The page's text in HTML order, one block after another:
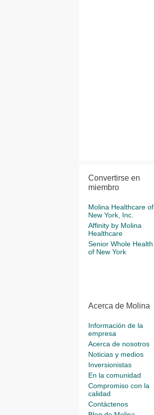
Convertirse en
miembro
Molina Healthcare of
New York, Inc.
Affinity by Molina
Healthcare
Senior Whole Health
of New York
Acerca de Molina
Información de la
empresa
Acerca de nosotros
Noticias y medios
Inversionistas
En la comunidad
Compromiso con la
calidad
Contáctenos